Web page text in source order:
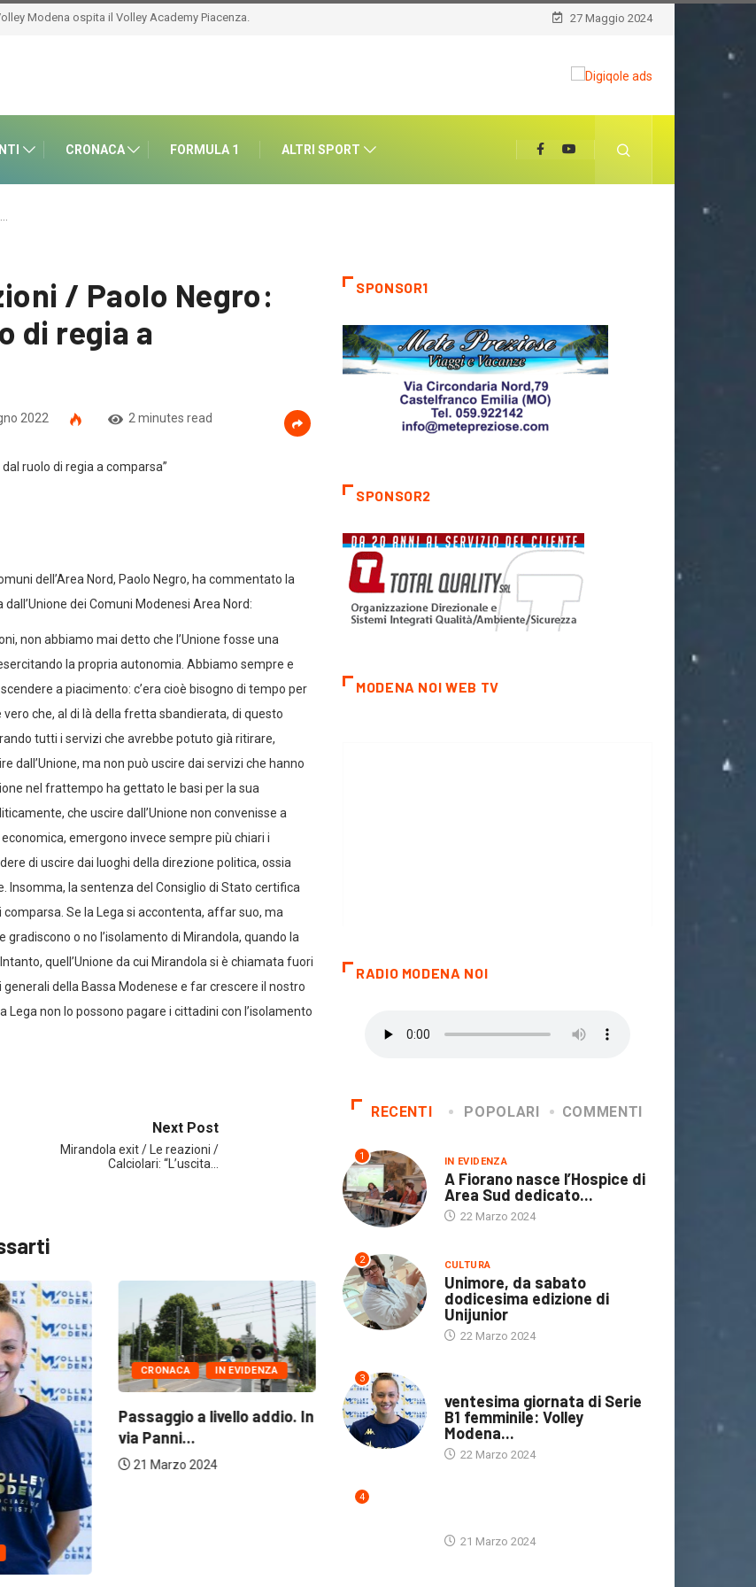
27 Maggio 2024
CRONACA FORMULA 1 ALTRI SPORT
/ Paolo Negro:
di regia a
2022 2 minutes read
dell’Area Nord, Paolo Negro, ha commentato la
dei Comuni Modenesi Area Nord:
non abbiamo mai detto che l’Unione fosse una
la propria autonomia. Abbiamo sempre e
a piacimento: c’era cioè bisogno di tempo per
che, al di là della fretta sbandierata, di questo
tutti i servizi che avrebbe potuto già ritirare,
dall’Unione, ma non può uscire dai servizi che hanno
nel frattempo ha gettato le basi per la sua
che uscire dall’Unione non convenisse a
emergono invece sempre più chiari i
di uscire dai luoghi della direzione politica, ossia
Insomma, la sentenza del Consiglio di Stato certifica
Se la Lega si accontenta, affar suo, ma
o no l’isolamento di Mirandola, quando la
quell’Unione da cui Mirandola si è chiamata fuori
della Bassa Modenese e far crescere il nostro
non lo possono pagare i cittadini con l’isolamento
Next Post
Mirandola exit / Le reazioni /
Calciolari: “L’uscita…
CRONACA IN EVIDENZA
a livello addio. In
via Panni...
21 Marzo 2024
IN EVIDENZA POLITICA
In Consiglio la Giornata
sulle vittime delle...
Dove andiamo /
Bambin@=Cittadin@
Il Carpi si
SPONSOR1
SPONSOR2
MODENA NOI WEB TV
RADIO MODENA NOI
RECENTI POPOLARI COMMENTI
1 IN EVIDENZA
A Fiorano nasce l’Hospice di
Area Sud dedicato...
22 Marzo 2024
2 CULTURA
Unimore, da sabato
dodicesima edizione di
Unijunior
22 Marzo 2024
3
ventesima giornata di Serie
B1 femminile: Volley
Modena...
22 Marzo 2024
4
21 Marzo 2024